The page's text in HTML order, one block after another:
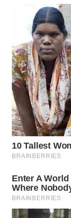
WN
TEBING
TINGGI
WN
PAKPAK
WN
KARAWANG
WN
BEKASI
WN
BOGOR